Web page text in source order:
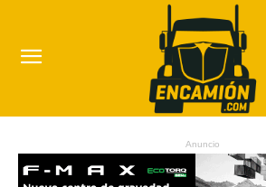
Anuncio